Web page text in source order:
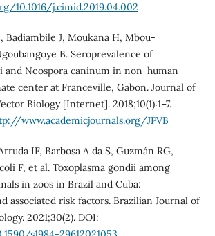
10.1016/j.cimid.2019.04.002
Badiambile J, Moukana H, Mbou-
B. Seroprevalence of
and Neospora caninum in non-human
center at Franceville, Gabon. Journal of
Biology [Internet]. 2018;10(1):1–7.
www.academicjournals.org/JPVB
IF, Barbosa A da S, Guzmán RG,
F, et al. Toxoplasma gondii among
in zoos in Brazil and Cuba:
associated risk factors. Brazilian Journal of
2021;30(2). DOI: